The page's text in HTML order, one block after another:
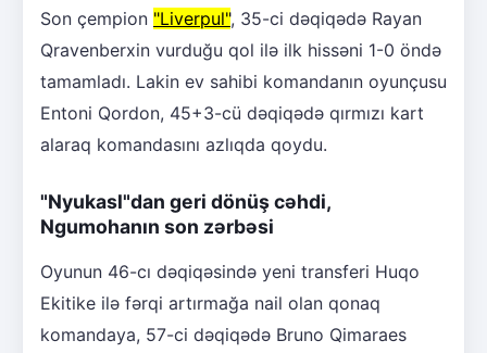
Son çempion "Liverpul", 35-ci dəqiqədə Rayan
Qravenberxin vurduğu qol ilə ilk hissəni 1-0 öndə
tamamladı. Lakin ev sahibi komandanın oyunçusu
Entoni Qordon, 45+3-cü dəqiqədə qırmızı kart
alaraq komandasını azlıqda qoydu.
"Nyukasl"dan geri dönüş cəhdi,
Ngumohanın son zərbəsi
Oyunun 46-cı dəqiqəsində yeni transferi Huqo
Ekitike ilə fərqi artırmağa nail olan qonaq
komandaya, 57-ci dəqiqədə Bruno Qimaraes